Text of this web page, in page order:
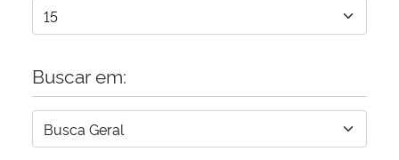
Buscar em: